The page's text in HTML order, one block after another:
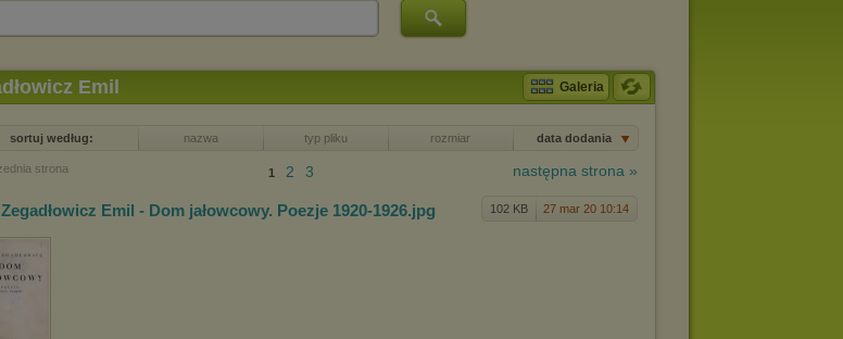
Emil Galeria
sortuj według: nazwa typ pliku rozmiar data dodania
strona następna strona »
1 2 3
102 KB 27 mar 20 10:14
Zegadłowicz Emil - Dom jałowcowy. Poezje 1920-1926.jpg